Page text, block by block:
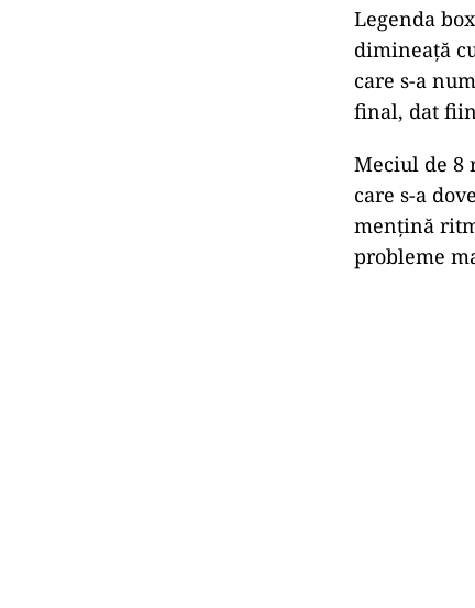
Legenda
dimineață
care s-a
final, dat
Meciul de 8
care s-a
mențină
probleme